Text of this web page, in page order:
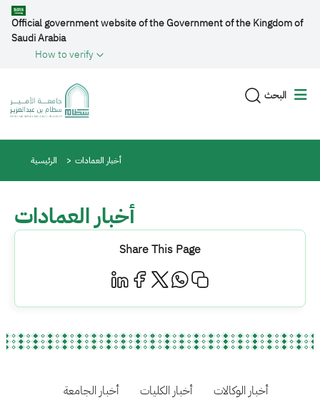
Skip to main content
Official government website of the Government of the Kingdom of
Saudi Arabia
How to verify
البحث
Breadcrumb
الرئيسية أخبار العمادات
أخبار العمادات
Share This Page
Menu News
أخبار الجامعة أخبار الكليات أخبار الوكالات